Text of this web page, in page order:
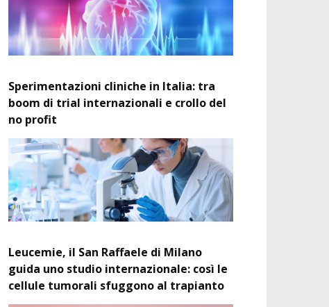
Sperimentazioni cliniche in Italia: tra
boom di trial internazionali e crollo del
no profit
Leucemie, il San Raffaele di Milano
guida uno studio internazionale: così le
cellule tumorali sfuggono al trapianto